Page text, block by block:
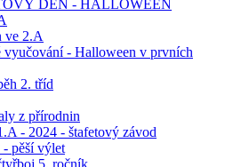
DEN - HALLOWEEN
ve 2.A
vyučování - Halloween v prvních
2. tříd
z přírodnin
- 2024 - štafetový závod
pěší výlet